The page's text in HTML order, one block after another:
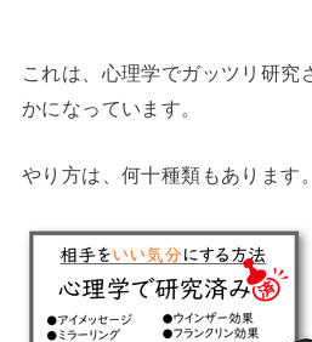
これは、心理学でガッツリ研究
かになっています。
やり方は、何十種類もあります。